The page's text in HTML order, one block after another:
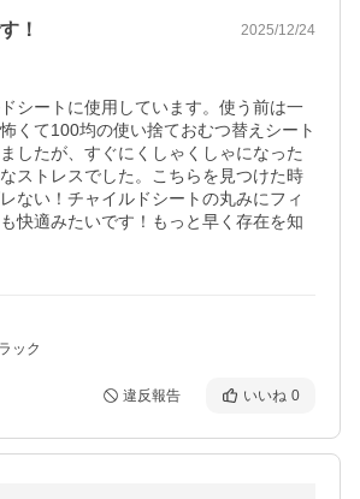
！ 2025/12/24
シートに使用しています。使う前は一
くて100均の使い捨ておむつ替えシート
したが、すぐにくしゃくしゃになった
ストレスでした。こちらを見つけた時
ない！チャイルドシートの丸みにフィ
快適みたいです！もっと早く存在を知
ック
違反報告 いいね 0